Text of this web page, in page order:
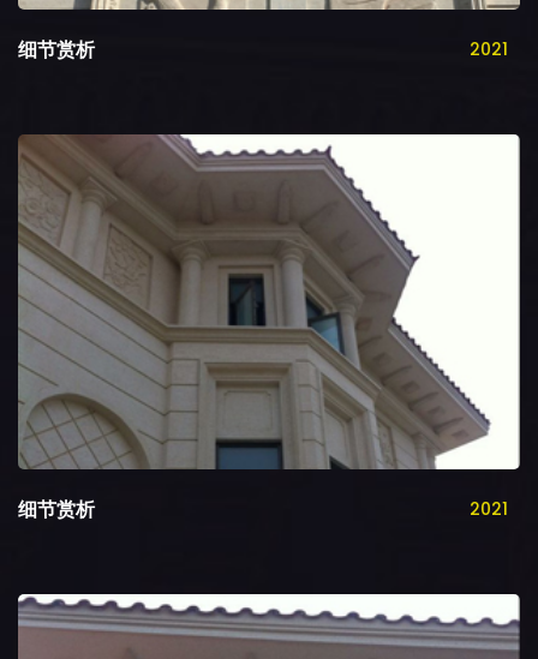
细节赏析 2021
细节赏析 2021